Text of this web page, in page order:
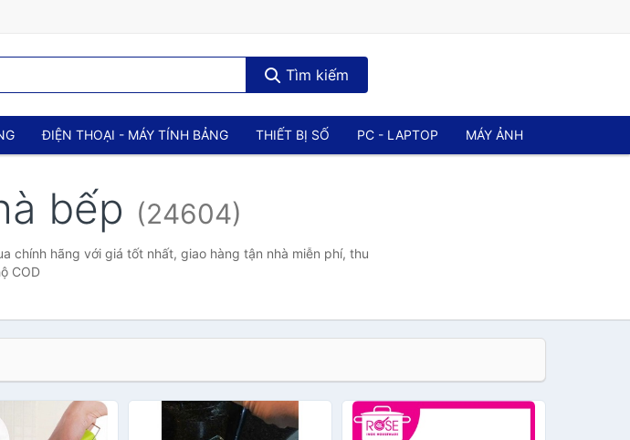
Tìm kiếm
ĐIỆN THOẠI - MÁY TÍNH BẢNG THIẾT BỊ SỐ PC - LAPTOP MÁY ẢNH
bếp (24604)
chính hãng với giá tốt nhất, giao hàng tận nhà miễn phí, thu
COD